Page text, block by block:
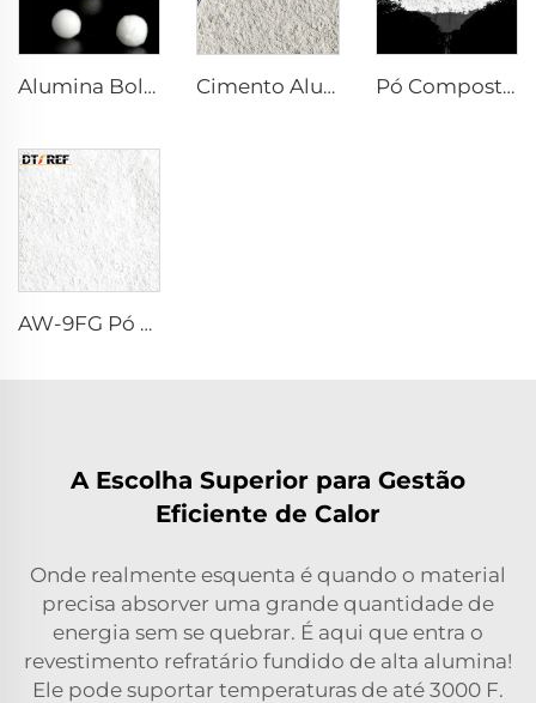
Alumina Bolha Cimento Aluminoso de Cálcio DK-68 Pó Composto Reativo α-Al₂O₃
AW-9FG Pó de α-Al₂O₃ Calcinado
A Escolha Superior para Gestão
Eficiente de Calor
Onde realmente esquenta é quando o material
precisa absorver uma grande quantidade de
energia sem se quebrar. É aqui que entra o
revestimento refratário fundido de alta alumina!
Ele pode suportar temperaturas de até 3000 F.